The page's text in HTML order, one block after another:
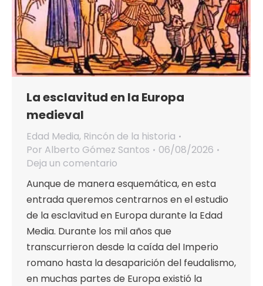
La esclavitud en la Europa
medieval
Edad Media, Rincón de la historia
Por Alberto Gómez Santos
06/08/2026
Deja un comentario
Aunque de manera esquemática, en esta
entrada queremos centrarnos en el estudio
de la esclavitud en Europa durante la Edad
Media. Durante los mil años que
transcurrieron desde la caída del Imperio
romano hasta la desaparición del feudalismo,
en muchas partes de Europa existió la